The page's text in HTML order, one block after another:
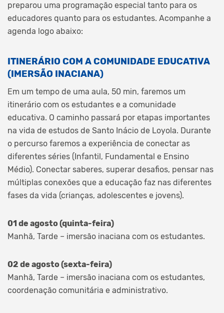
preparou uma programação especial tanto para os
educadores quanto para os estudantes. Acompanhe a
agenda logo abaixo:
ITINERÁRIO COM A COMUNIDADE EDUCATIVA
(IMERSÃO INACIANA)
Em um tempo de uma aula, 50 min, faremos um
itinerário com os estudantes e a comunidade
educativa. O caminho passará por etapas importantes
na vida de estudos de Santo Inácio de Loyola. Durante
o percurso faremos a experiência de conectar as
diferentes séries (Infantil, Fundamental e Ensino
Médio). Conectar saberes, superar desafios, pensar nas
múltiplas conexões que a educação faz nas diferentes
fases da vida (crianças, adolescentes e jovens).
01 de agosto (quinta-feira)
Manhã, Tarde – imersão inaciana com os estudantes.
02 de agosto (sexta-feira)
Manhã, Tarde – imersão inaciana com os estudantes,
coordenação comunitária e administrativo.